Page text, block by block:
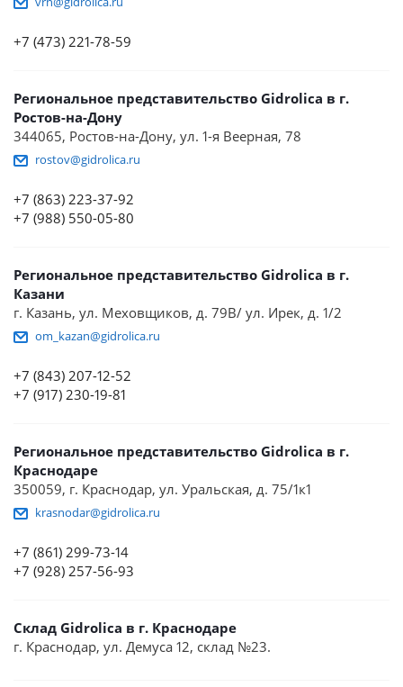
+7 (473) 221-78-59
Региональное представительство Gidrolica в г.
Ростов-на-Дону
344065, Ростов-на-Дону, ул. 1-я Веерная, 78
rostov@gidrolica.ru
+7 (863) 223-37-92
+7 (988) 550-05-80
Региональное представительство Gidrolica в г.
Казани
г. Казань, ул. Меховщиков, д. 79В/ ул. Ирек, д. 1/2
om_kazan@gidrolica.ru
+7 (843) 207-12-52
+7 (917) 230-19-81
Региональное представительство Gidrolica в г.
Краснодаре
350059, г. Краснодар, ул. Уральская, д. 75/1к1
krasnodar@gidrolica.ru
+7 (861) 299-73-14
+7 (928) 257-56-93
Склад Gidrolica в г. Краснодаре
г. Краснодар, ул. Демуса 12, склад №23.